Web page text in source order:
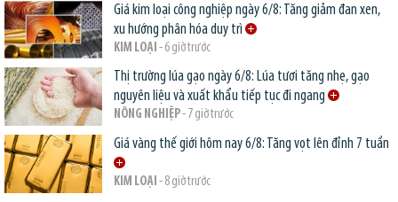
Giá kim loại công nghiệp ngày 6/8: Tăng giảm đan xen,
xu hướng phân hóa duy trì
KIM LOẠI - 6 giờ trước
Thị trường lúa gạo ngày 6/8: Lúa tươi tăng nhẹ, gạo
nguyên liệu và xuất khẩu tiếp tục đi ngang
NÔNG NGHIỆP- 7 giờ trước
Giá vàng thế giới hôm nay 6/8: Tăng vọt lên đỉnh 7 tuần
KIM LOẠI - 8 giờ trước